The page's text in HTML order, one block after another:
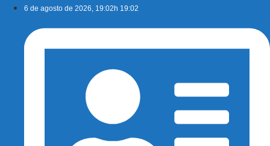
conteúdo
6 de agosto de 2026, 19:02h 19:02